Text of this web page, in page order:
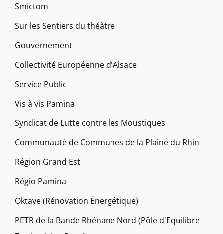
Smictom
Sur les Sentiers du théâtre
Gouvernement
Collectivité Européenne d'Alsace
Service Public
Vis à vis Pamina
Syndicat de Lutte contre les Moustiques
Communauté de Communes de la Plaine du Rhin
Région Grand Est
Régio Pamina
Oktave (Rénovation Énergétique)
PETR de la Bande Rhénane Nord (Pôle d'Equilibre